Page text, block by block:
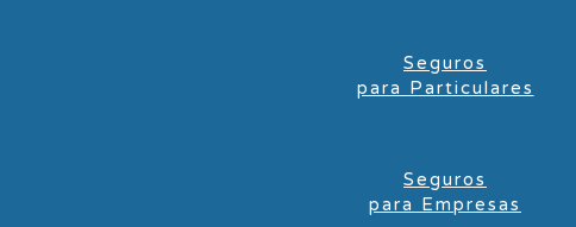
Seguros
para Particulares
Seguros
para Empresas